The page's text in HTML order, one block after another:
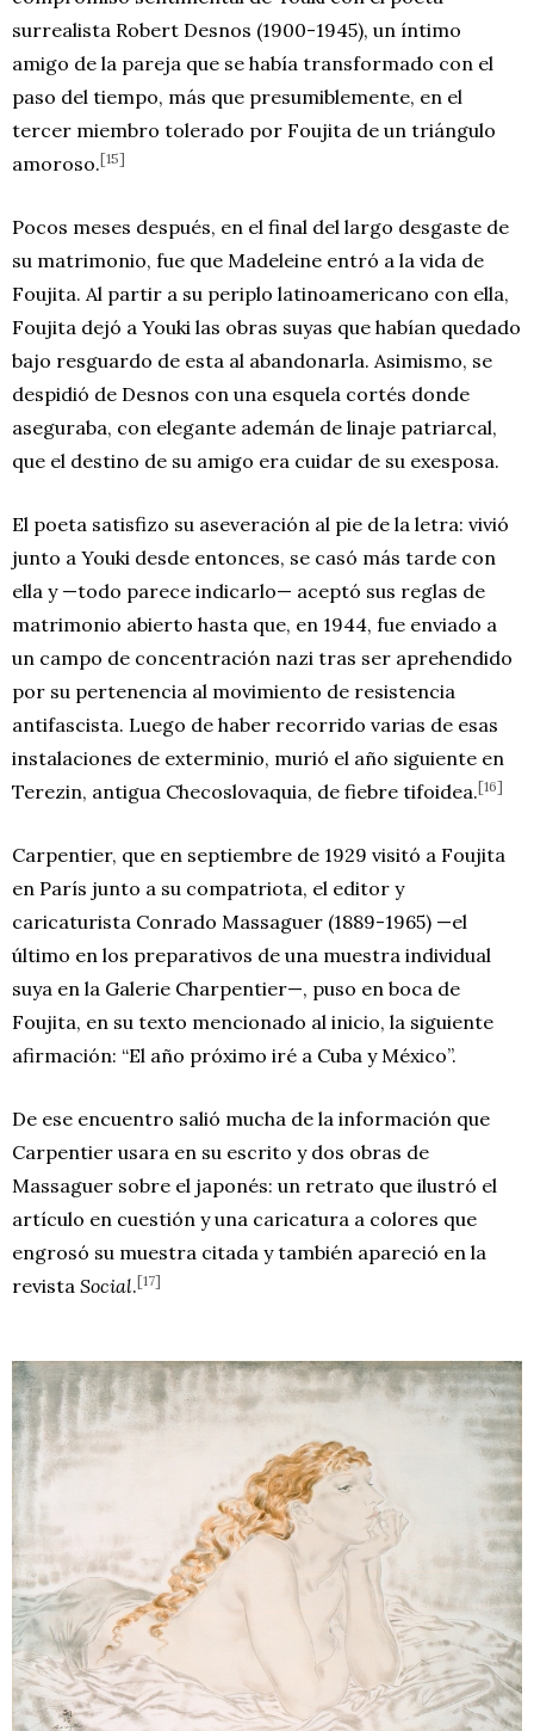
surrealista Robert Desnos (1900-1945), un íntimo
amigo de la pareja que se había transformado con el
paso del tiempo, más que presumiblemente, en el
tercer miembro tolerado por Foujita de un triángulo
amoroso.[15]
Pocos meses después, en el final del largo desgaste de
su matrimonio, fue que Madeleine entró a la vida de
Foujita. Al partir a su periplo latinoamericano con ella,
Foujita dejó a Youki las obras suyas que habían quedado
bajo resguardo de esta al abandonarla. Asimismo, se
despidió de Desnos con una esquela cortés donde
aseguraba, con elegante ademán de linaje patriarcal,
que el destino de su amigo era cuidar de su exesposa.
El poeta satisfizo su aseveración al pie de la letra: vivió
junto a Youki desde entonces, se casó más tarde con
ella y —todo parece indicarlo— aceptó sus reglas de
matrimonio abierto hasta que, en 1944, fue enviado a
un campo de concentración nazi tras ser aprehendido
por su pertenencia al movimiento de resistencia
antifascista. Luego de haber recorrido varias de esas
instalaciones de exterminio, murió el año siguiente en
Terezin, antigua Checoslovaquia, de fiebre tifoidea.[16]
Carpentier, que en septiembre de 1929 visitó a Foujita
en París junto a su compatriota, el editor y
caricaturista Conrado Massaguer (1889-1965) —el
último en los preparativos de una muestra individual
suya en la Galerie Charpentier—, puso en boca de
Foujita, en su texto mencionado al inicio, la siguiente
afirmación: “El año próximo iré a Cuba y México”.
De ese encuentro salió mucha de la información que
Carpentier usara en su escrito y dos obras de
Massaguer sobre el japonés: un retrato que ilustró el
artículo en cuestión y una caricatura a colores que
engrosó su muestra citada y también apareció en la
revista Social.[17]